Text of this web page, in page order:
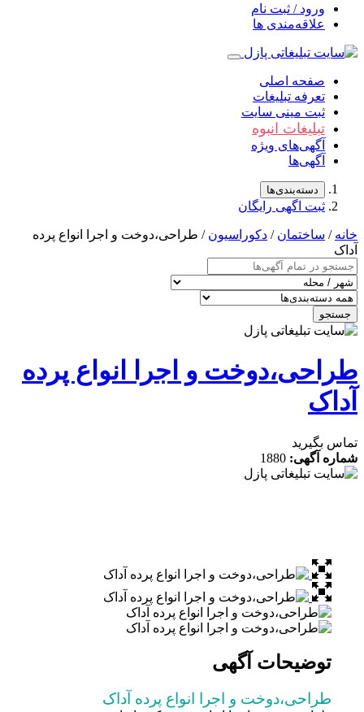
ورود / ثبت نام
علاقه‌مندی ها
صفحه اصلی
تعرفه تبلیغات
ثبت مینی سایت
تبلیغات انبوه
آگهی‌های ویژه
آگهی‌ها
دسته‌بندی‌ها
ثبت اگهی رایگان
/ساختمان/دکوراسیون/ طراحی،دوخت و اجرا انواع پرده
و اجرا انواع پرده
بگیرید
آگهی:1880
توضیحات آگهی
طراحی،دوخت و اجرا انواع پرده آداک